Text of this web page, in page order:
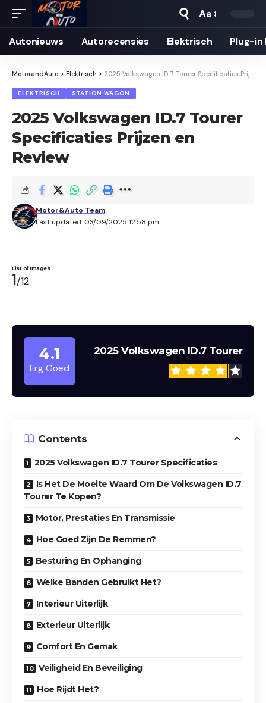
Aa
Autonieuws Auto­recensies Elektrisch Plug-in
MotorandAuto > Elektrisch > 2025 Volkswagen ID.7 Tourer Specificaties Prijzen en Review
ELEKTRISCH STATION WAGON
2025 Volkswagen ID.7 Tourer
Specificaties Prijzen en
Review
Last updated: 03/09/2025 12:58 pm
Motor&Auto Team
2025 Volkswagen ID.7 Tourer
List of Images
1/12
4.1
Erg Goed
2025 Volkswagen ID.7 Tourer
Contents
2025 Volkswagen ID.7 Tourer Specificaties
Is Het De Moeite Waard Om De Volkswagen ID.7
Tourer Te Kopen?
Motor, Prestaties En Transmissie
Hoe Goed Zijn De Remmen?
Besturing En Ophanging
Welke Banden Gebruikt Het?
Interieur Uiterlijk
Exterieur Uiterlijk
Comfort En Gemak
Veiligheid En Beveiliging
Hoe Rijdt Het?